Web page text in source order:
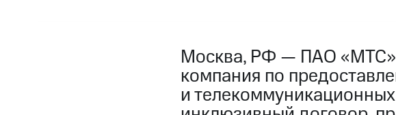
Москва, РФ — ПАО «МТС»
компания по
и